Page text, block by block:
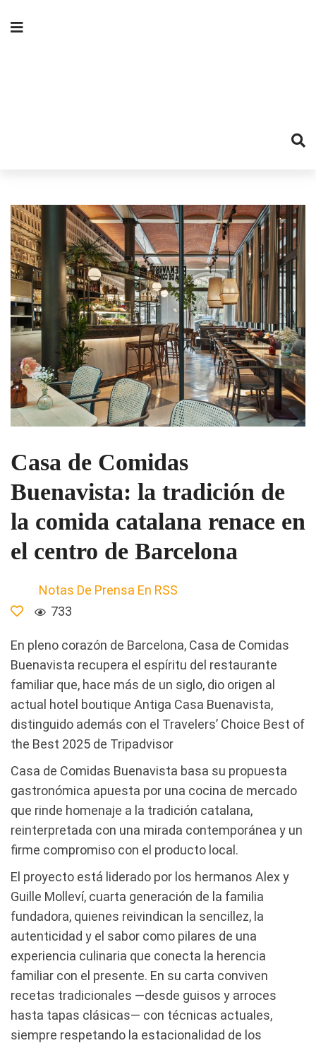
Casa de Comidas
Buenavista: la tradición de
la comida catalana renace en
el centro de Barcelona
Notas De Prensa En RSS
733
En pleno corazón de Barcelona, Casa de Comidas
Buenavista recupera el espíritu del restaurante
familiar que, hace más de un siglo, dio origen al
actual hotel boutique Antiga Casa Buenavista,
distinguido además con el Travelers’ Choice Best of
the Best 2025 de Tripadvisor
Casa de Comidas Buenavista basa su propuesta
gastronómica apuesta por una cocina de mercado
que rinde homenaje a la tradición catalana,
reinterpretada con una mirada contemporánea y un
firme compromiso con el producto local.
El proyecto está liderado por los hermanos Alex y
Guille Molleví, cuarta generación de la familia
fundadora, quienes reivindican la sencillez, la
autenticidad y el sabor como pilares de una
experiencia culinaria que conecta la herencia
familiar con el presente. En su carta conviven
recetas tradicionales —desde guisos y arroces
hasta tapas clásicas— con técnicas actuales,
siempre respetando la estacionalidad de los